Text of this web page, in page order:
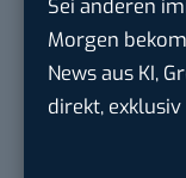
Sei anderen
Morgen
News aus KI,
direkt,
ZEISS